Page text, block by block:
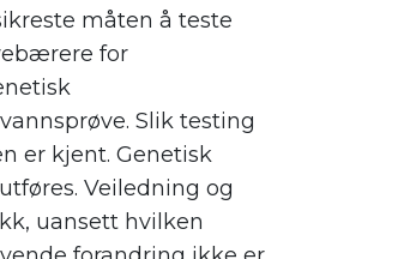
måten å teste
for
Slik testing
er kjent. Genetisk
Veiledning og
uansett hvilken